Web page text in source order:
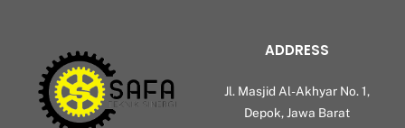
ADDRESS
Jl. Masjid Al-Akhyar No. 1,
Depok, Jawa Barat